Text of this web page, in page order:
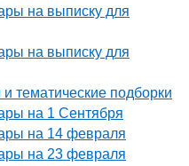
на выписку для
на выписку для
тематические подборки
на 1 Сентября
на 14 февраля
на 23 февраля